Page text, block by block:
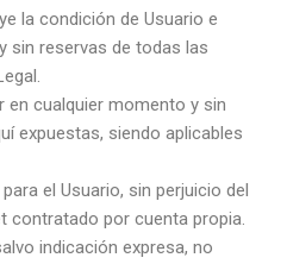
la condición de Usuario e
sin reservas de todas las
en cualquier momento y sin
expuestas, siendo aplicables
el Usuario, sin perjuicio del
contratado por cuenta propia.
indicación expresa, no